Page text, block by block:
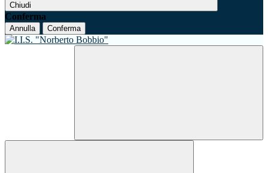
Chiudi
Conferma
Annulla Conferma